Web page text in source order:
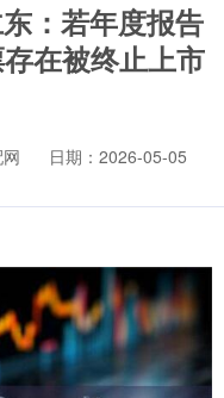
：若年度报告
在被终止上市
日期：2026-05-05